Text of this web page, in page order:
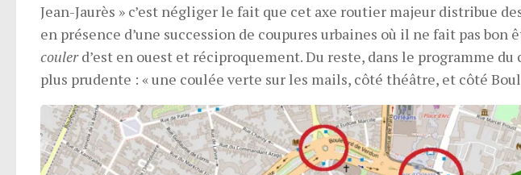
Jean-Jaurès » c’est négliger le fait que cet axe routier majeur distribue
en présence d’une succession de coupures urbaines où il ne fait pas
coulerd’est en ouest et réciproquement. Du reste, dans le programme
plus prudente : « une coulée verte sur les mails, côté théâtre, et côté